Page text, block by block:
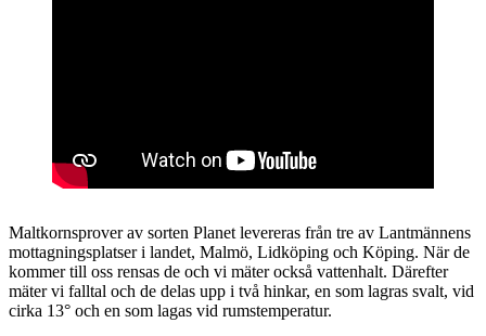
Maltkornsprover av sorten Planet levereras från tre av Lantmännens
mottagningsplatser i landet, Malmö, Lidköping och Köping. När de
kommer till oss rensas de och vi mäter också vattenhalt. Därefter
mäter vi falltal och de delas upp i två hinkar, en som lagras svalt, vid
cirka 13° och en som lagas vid rumstemperatur.